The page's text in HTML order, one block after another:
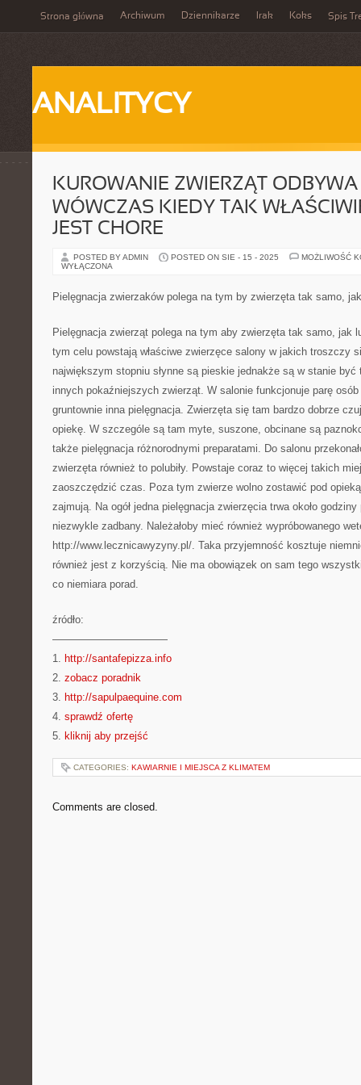
Strona główna Archiwum Dziennikarze Irak Koks Spis
ANALITYCY
KUROWANIE ZWIERZĄT
WÓWCZAS KIEDY TAK
JEST CHORE
POSTED BY ADMIN POSTED ON SIE - 15 - 2025
MOŻLIWOŚĆ
WYŁĄCZONA
Pielęgnacja zwierzaków polega na tym by zwierzęta tak samo,
Pielęgnacja zwierząt polega na tym aby zwierzęta tak samo, jak
tym celu powstają właściwe zwierzęce salony w jakich troszczy
największym stopniu słynne są pieskie jednakże są w stanie
innych pokaźniejszych zwierząt. W salonie funkcjonuje parę
gruntownie inna pielęgnacja. Zwierzęta się tam bardzo dobrze
opiekę. W szczególe są tam myte, suszone, obcinane są
także pielęgnacja różnorodnymi preparatami. Do salonu
zwierzęta również to polubiły. Powstaje coraz to więcej takich
zaoszczędzić czas. Poza tym zwierze wolno zostawić pod
zajmują. Na ogół jedna pielęgnacja zwierzęcia trwa około
niezwykle zadbany. Należałoby mieć również wypróbowanego
http://www.lecznicawyzyny.pl/. Taka przyjemność kosztuje
również jest z korzyścią. Nie ma obowiązek on sam tego
co niemiara porad.
źródło:
———————————
1. http://santafepizza.info
2. zobacz poradnik
3. http://sapulpaequine.com
4. sprawdź ofertę
5. kliknij aby przejść
CATEGORIES: KAWIARNIE I MIEJSCA Z KLIMATEM
Comments are closed.